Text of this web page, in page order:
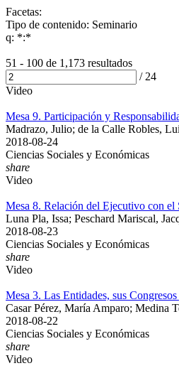
Facetas:
Tipo de contenido: Seminario
q: *:*
51 - 100 de 1,173 resultados
/ 24
Video
Mesa 9. Participación y
Madrazo, Julio; de la Calle Robles,
2018-08-24
Ciencias Sociales y Económicas
share
Video
Mesa 8. Relación del Ejecutivo con
Luna Pla, Issa; Peschard Mariscal,
2018-08-23
Ciencias Sociales y Económicas
share
Video
Mesa 3. Las Entidades, sus
Casar Pérez, María Amparo; Medina
2018-08-22
Ciencias Sociales y Económicas
share
Video